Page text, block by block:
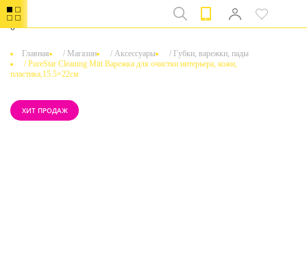
0
Главная / Магазин / Аксессуары / Губки, варежки, пады
/PureStar Cleaning Mitt Варежка для очистки интерьера, кожи,
пластика,15.5×22см
ХИТ ПРОДАЖ